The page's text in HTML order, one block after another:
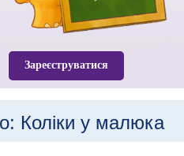
Зареєструватися
Коліки у малюка